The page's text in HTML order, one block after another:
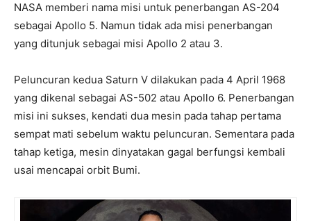
NASA memberi nama misi untuk penerbangan AS-204
sebagai Apollo 5. Namun tidak ada misi penerbangan
yang ditunjuk sebagai misi Apollo 2 atau 3.
Peluncuran kedua Saturn V dilakukan pada 4 April 1968
yang dikenal sebagai AS-502 atau Apollo 6. Penerbangan
misi ini sukses, kendati dua mesin pada tahap pertama
sempat mati sebelum waktu peluncuran. Sementara pada
tahap ketiga, mesin dinyatakan gagal berfungsi kembali
usai mencapai orbit Bumi.